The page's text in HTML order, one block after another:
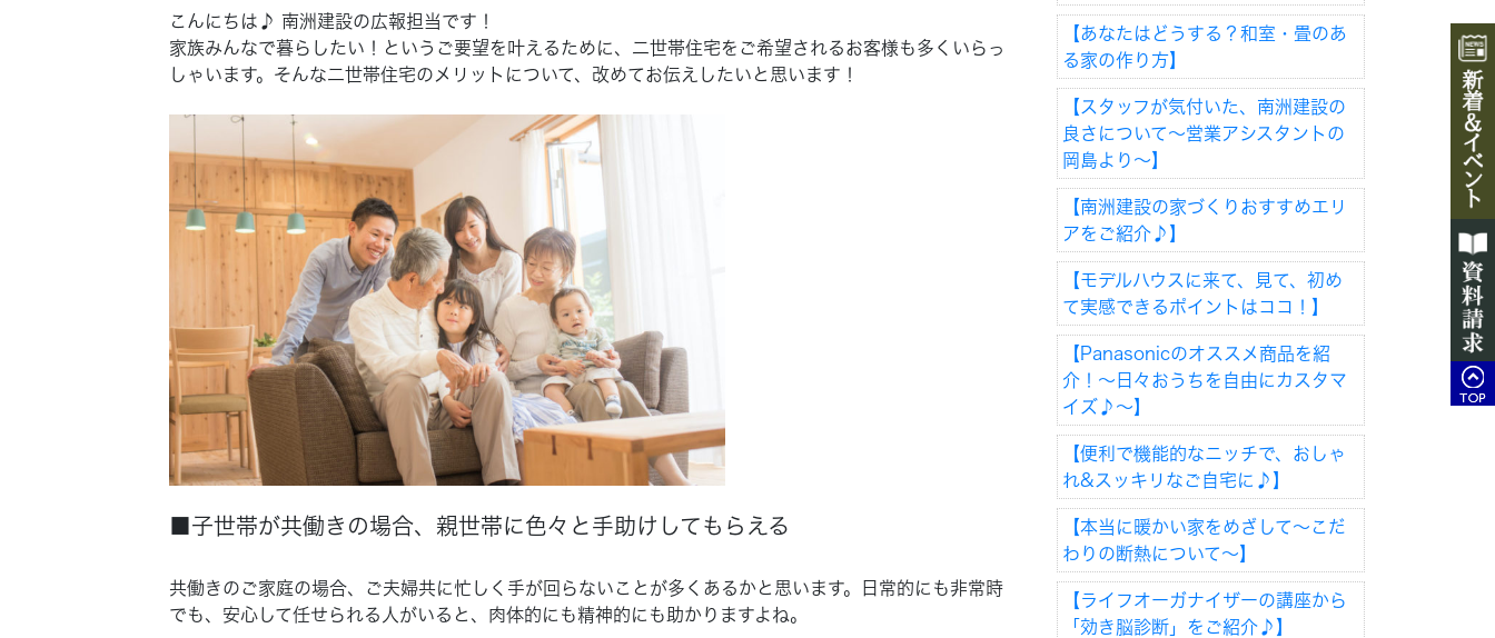
こんにちは♪ 南洲建設の広報担当です！
家族みんなで暮らしたい！というご要望を叶えるために、二世帯住宅をご希望されるお客様も多くいらっ
しゃいます。そんな二世帯住宅のメリットについて、改めてお伝えしたいと思います！
■子世帯が共働きの場合、親世帯に色々と手助けしてもらえる
共働きのご家庭の場合、ご夫婦共に忙しく手が回らないことが多くあるかと思います。日常的にも非常時
でも、安心して任せられる人がいると、肉体的にも精神的にも助かりますよね。
【あなたはどうする？和室・畳のあ
る家の作り方】
【スタッフが気付いた、南洲建設の
良さについて～営業アシスタントの
岡島より～】
【南洲建設の家づくりおすすめエリ
アをご紹介♪】
【モデルハウスに来て、見て、初め
て実感できるポイントはココ！】
【Panasonicのオススメ商品を紹
介！～日々おうちを自由にカスタマ
イズ♪～】
【便利で機能的なニッチで、おしゃ
れ&スッキリなご自宅に♪】
【本当に暖かい家をめざして～こだ
わりの断熱について～】
【ライフオーガナイザーの講座から
「効き脳診断」をご紹介♪】